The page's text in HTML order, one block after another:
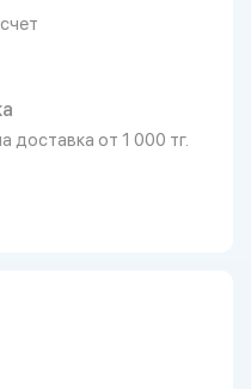
доставка от 1 000 тг.